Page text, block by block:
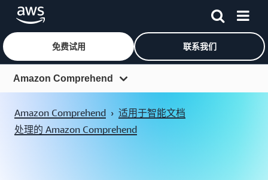
跳至主要内容
免费试用 联系我们
Amazon Comprehend
功能
Amazon Comprehend › 适用于智能文档
处理的 Amazon Comprehend